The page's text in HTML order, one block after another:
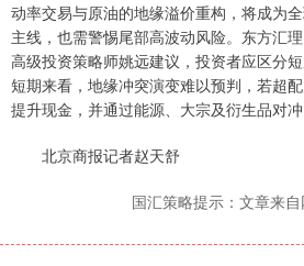
动率交易与原油的地缘溢价重构，将成为
主线，也需警惕尾部高波动风险。东方汇
高级投资策略师姚远建议，投资者应区分
短期来看，地缘冲突演变难以预判，若超配
提升现金，并通过能源、大宗及衍生品对冲
北京商报记者赵天舒
国汇策略提示：文章来自